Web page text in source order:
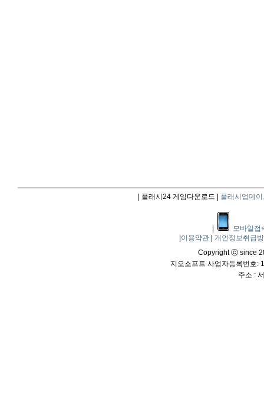
플래시24 게임다운로드 | 플래시업데이
모바일접
이용약관
개인정보취급
Copyright ⓒ since
지오소프트 사업자등록번호:
주소 :